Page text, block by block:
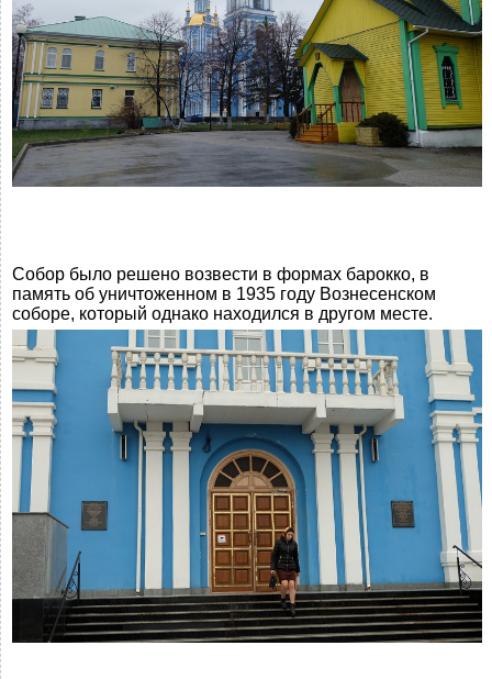
Собор было решено возвести в формах барокко, в
память об уничтоженном в 1935 году Вознесенском
соборе, который однако находился в другом месте.